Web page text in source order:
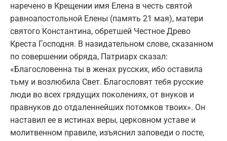
наречено в Крещении имя Елена в честь святой
равноапостольной Елены (память 21 мая), матери
святого Константина, обретшей Честное Древо
Креста Господня. В назидательном слове, сказанном
по совершении обряда, Патриарх сказал:
«Благословенна ты в женах русских, ибо оставила
тьму и возлюбила Свет. Благословят тебя русские
люди во всех грядущих поколениях, от внуков и
правнуков до отдаленнейших потомков твоих». Он
наставил ее в истинах веры, церковном уставе и
молитвенном правиле, изъяснил заповеди о посте,